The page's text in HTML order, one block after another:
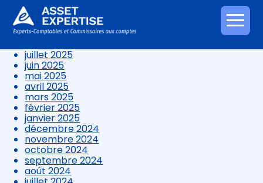
Aller
au
novembre 2025
octobre 2025
septembre 2025
juillet 2025
juin 2025
mai 2025
avril 2025
mars 2025
février 2025
janvier 2025
décembre 2024
novembre 2024
octobre 2024
septembre 2024
août 2024